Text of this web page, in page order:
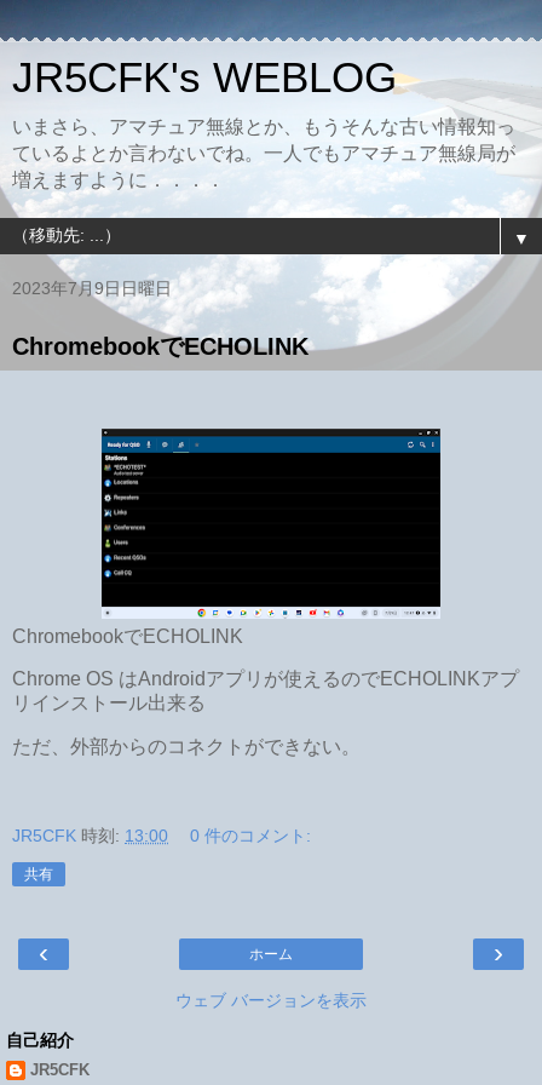
JR5CFK's WEBLOG
いまさら、アマチュア無線とか、もうそんな古い情報知っ
ているよとか言わないでね。一人でもアマチュア無線局が
増えますように．．．．
▼
2023年7月9日日曜日
ChromebookでECHOLINK
ChromebookでECHOLINK
Chrome OS はAndroidアプリが使えるのでECHOLINKアプ
リインストール出来る
ただ、外部からのコネクトができない。
JR5CFK 時刻: 13:00 0 件のコメント:
共有
‹ ›
ホーム
ウェブ バージョンを表示
自己紹介
JR5CFK